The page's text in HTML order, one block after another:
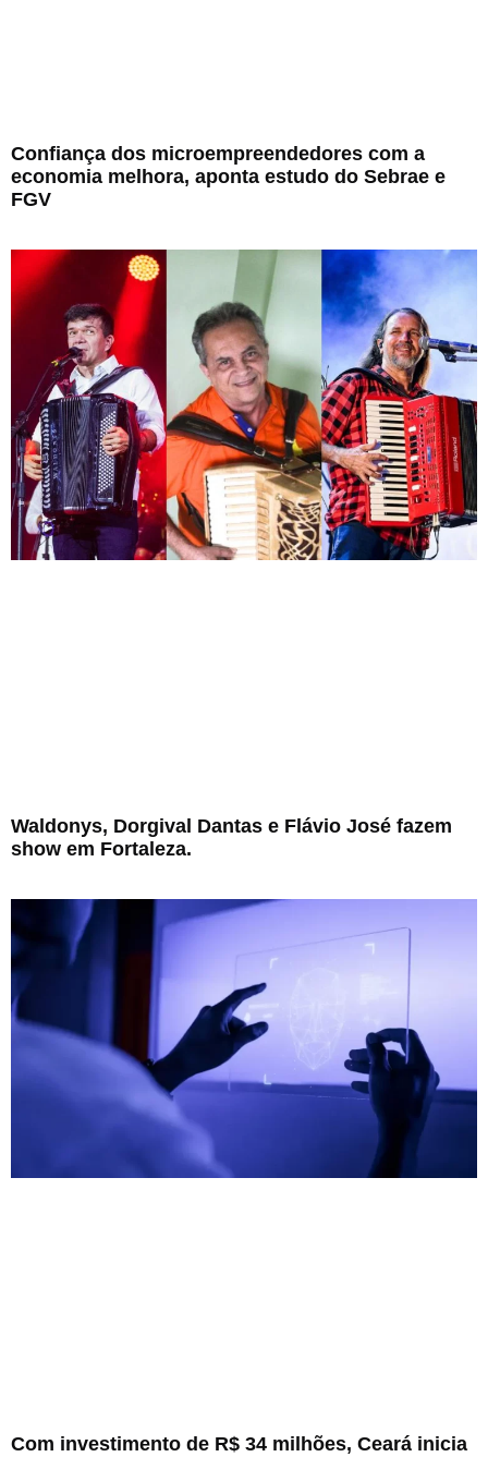
Confiança dos microempreendedores com a
economia melhora, aponta estudo do Sebrae e
FGV
Waldonys, Dorgival Dantas e Flávio José fazem
show em Fortaleza.
Com investimento de R$ 34 milhões, Ceará inicia